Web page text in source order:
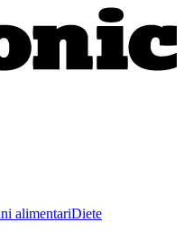
alimentariDiete